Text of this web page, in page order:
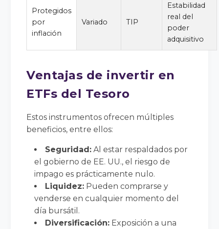
Protegidos
por
inflación
Variado TIP
Estabilidad
real del
poder
adquisitivo
Ventajas de invertir en
ETFs del Tesoro
Estos instrumentos ofrecen múltiples
beneficios, entre ellos:
Seguridad: Al estar respaldados por
el gobierno de EE. UU., el riesgo de
impago es prácticamente nulo.
Liquidez: Pueden comprarse y
venderse en cualquier momento del
día bursátil.
Diversificación: Exposición a una